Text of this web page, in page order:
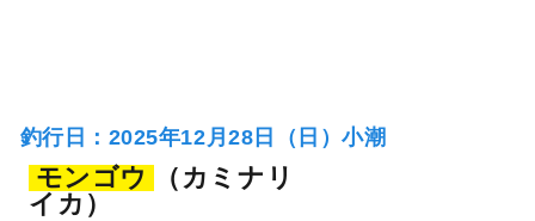
釣行日：2025年12月28日（日）小潮
モンゴウ
（カミナリ
イカ）